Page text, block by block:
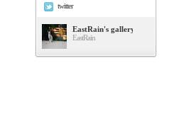
twitter
EastRain's gallery
EastRain